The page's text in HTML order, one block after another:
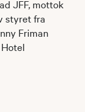
JFF, mottok
styret fra
Friman